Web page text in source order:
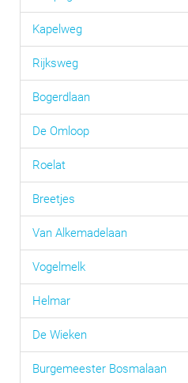
Kapelweg
Rijksweg
Bogerdlaan
De Omloop
Roelat
Breetjes
Van Alkemadelaan
Vogelmelk
Helmar
De Wieken
Burgemeester Bosmalaan